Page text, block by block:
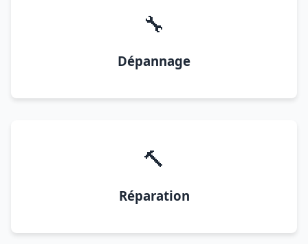
🔧
Dépannage
🔨
Réparation